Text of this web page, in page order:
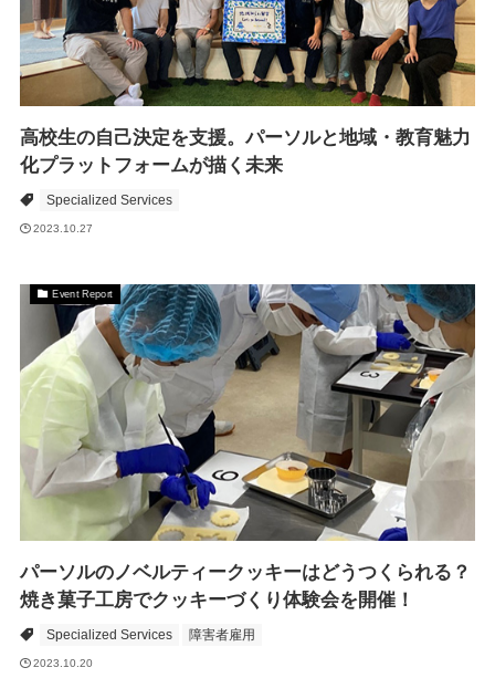
高校生の自己決定を支援。パーソルと地域・教育魅力
化プラットフォームが描く未来
Specialized Services
2023.10.27
Event Report
パーソルのノベルティークッキーはどうつくられる？
焼き菓子工房でクッキーづくり体験会を開催！
Specialized Services 障害者雇用
2023.10.20